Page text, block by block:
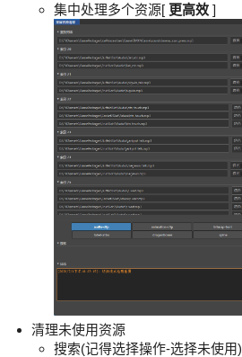
集中处理多个资源[ 更高效 ]
清理未使用资源
搜索(记得选择操作-选择未使用)